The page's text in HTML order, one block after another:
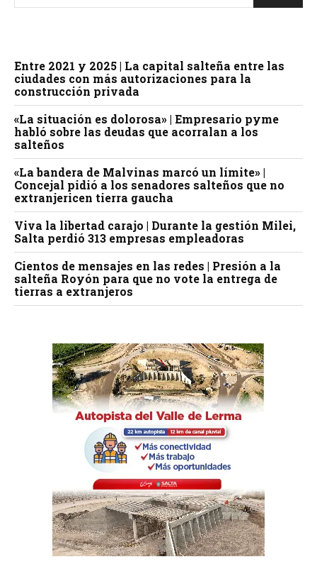
Entre 2021 y 2025 | La capital salteña entre las
ciudades con más autorizaciones para la
construcción privada
«La situación es dolorosa» | Empresario pyme
habló sobre las deudas que acorralan a los
salteños
«La bandera de Malvinas marcó un límite» |
Concejal pidió a los senadores salteños que no
extranjericen tierra gaucha
Viva la libertad carajo | Durante la gestión Milei,
Salta perdió 313 empresas empleadoras
Cientos de mensajes en las redes | Presión a la
salteña Royón para que no vote la entrega de
tierras a extranjeros